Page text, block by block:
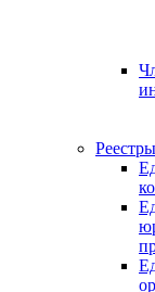
Реестры